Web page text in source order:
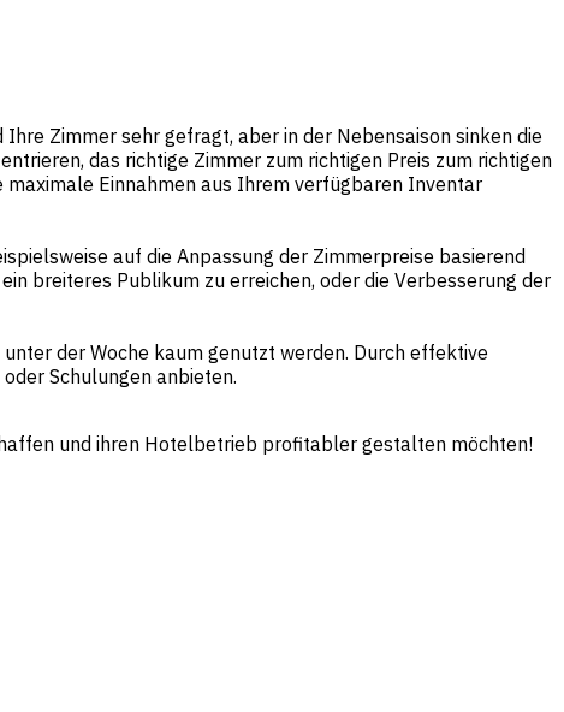
Zimmer sehr gefragt, aber in der Nebensaison sinken die
das richtige Zimmer zum richtigen Preis zum richtigen
Einnahmen aus Ihrem verfügbaren Inventar
auf die Anpassung der Zimmerpreise basierend
breiteres Publikum zu erreichen, oder die Verbesserung der
der Woche kaum genutzt werden. Durch effektive
Schulungen anbieten.
und ihren Hotelbetrieb profitabler gestalten möchten!